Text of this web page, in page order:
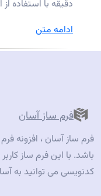
دقیقه با استفاده از
ادامه متن“اتصال
فرم
در
دقیقه”
فرم ساز آسان
فرم ساز آسان ، افزونه
باشد. با این فرم ساز
کدنویسی می توانید به